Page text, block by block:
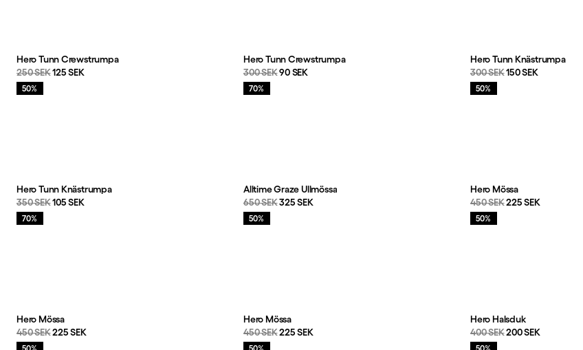
Hero Tunn Crewstrumpa
Originalpris:
250 SEKReapris:
125 SEK
Rea:
50%
Hero Tunn Crewstrumpa
Originalpris:
300 SEKReapris
90 SEK
Rea:
70%
Hero Tunn Knästrumpa
Originalpris:
300 SEKReapris:
150 SEK
Rea:
50%
Hero Tunn Knästrumpa
Originalpris:
350 SEKReapris:
105 SEK
Rea:
70%
Alltime Graze Ullmössa
Originalpris:
650 SEKReapris:
325 SEK
Rea:
50%
Hero Mössa
Originalpris:
450 SEKReapris:
225 SEK
Rea:
50%
Hero Mössa
Originalpris:
450 SEKReapris:
225 SEK
Rea:
Hero Mössa
Originalpris:
450 SEKReapris:
225 SEK
Rea:
Hero Halsduk
Originalpris:
400 SEKReapris:
200 SEK
Rea: